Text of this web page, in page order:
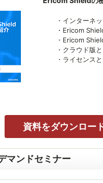
・インターネッ
・Ericom
・Ericom
・クラウド版と
・ライセンスと
資料をダウンロー
マンドセミナー